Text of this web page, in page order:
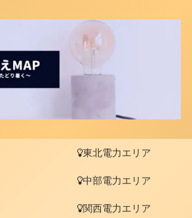
東北電力エリア
中部電力エリア
関西電力エリア